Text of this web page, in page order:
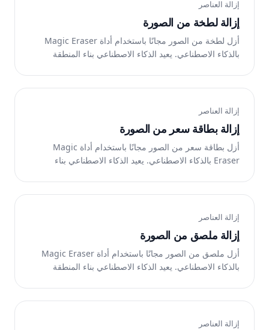
إزالة العناصر
إزالة لطخة من الصورة
أزل لطخة من الصور مجانًا باستخدام أداة Magic Eraser
بالذكاء الاصطناعي. يعيد الذكاء الاصطناعي بناء المنطقة
إزالة العناصر
إزالة بطاقة سعر من الصورة
أزل بطاقة سعر من الصور مجانًا باستخدام أداة Magic
Eraser بالذكاء الاصطناعي. يعيد الذكاء الاصطناعي بناء
إزالة العناصر
إزالة ملصق من الصورة
أزل ملصق من الصور مجانًا باستخدام أداة Magic Eraser
بالذكاء الاصطناعي. يعيد الذكاء الاصطناعي بناء المنطقة
إزالة العناصر